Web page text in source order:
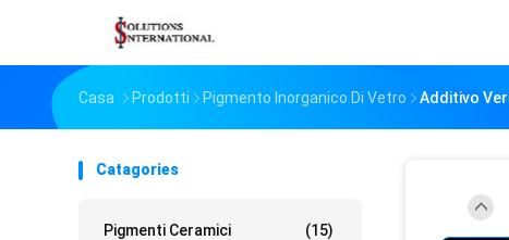
Casa Prodotti Pigmento Inorganico Di Vetro Additivo
Catagories
Pigmenti Ceramici (15)